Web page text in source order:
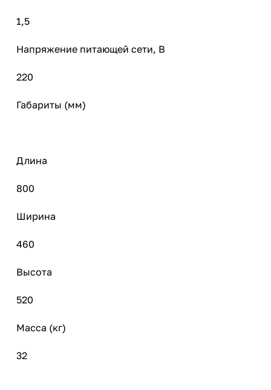
1,5
Напряжение питающей сети, В
220
Габариты (мм)
Длина
800
Ширина
460
Высота
520
Масса (кг)
32